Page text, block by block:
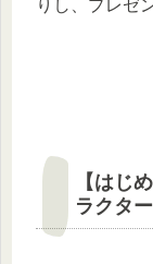
りし、プレゼ
【はじ
ラクタ